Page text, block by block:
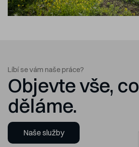
Líbí se vám naše práce?
Objevte vše, co
děláme.
Naše služby